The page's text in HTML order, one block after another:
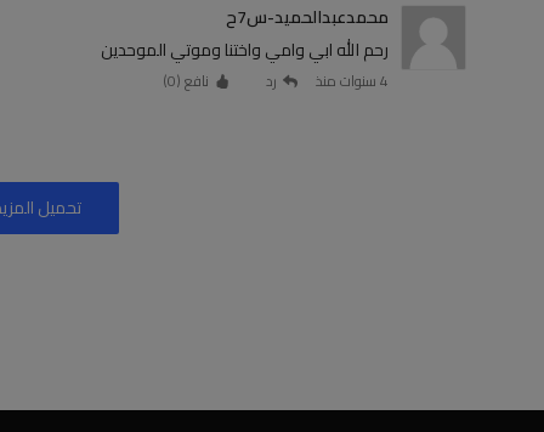
محمدعبدالحميد-س7ح
رحم الله ابي وامي واختنا وموتي الموحدين
4 سنوات منذ رد نافع (0
)
تحميل